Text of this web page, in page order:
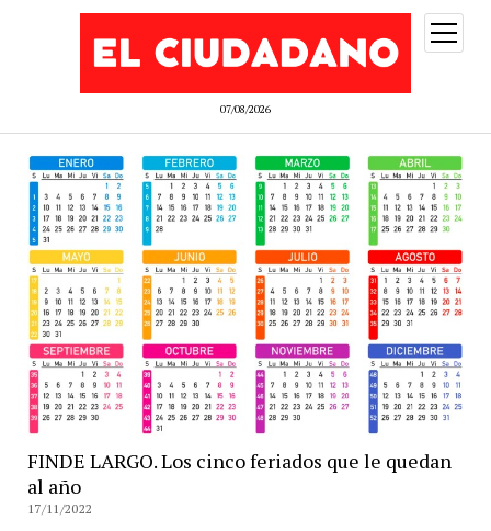
07/08/2026
abrir
menú
FINDE LARGO. Los cinco feriados que le quedan
al año
17/11/2022